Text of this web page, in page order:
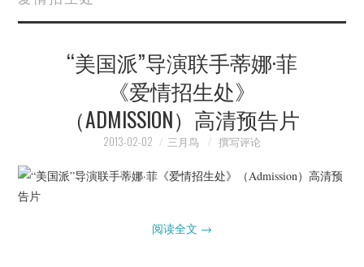
映像快讯
预告片
杂七杂八
“美国派”导演联手蒂娜·菲
《爱情招生处》
（ADMISSION）高清预告片
2013-02-02 三月鸟 撰写评论
阅读全文 →